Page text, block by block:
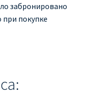
забронировано
покупке